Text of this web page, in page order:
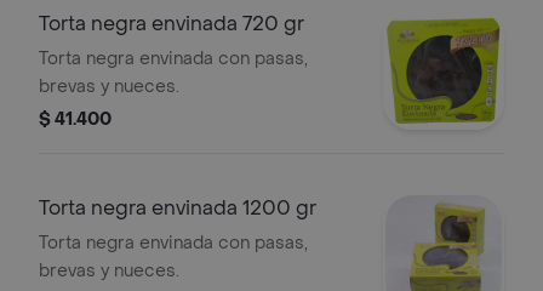
Torta negra envinada 720 gr
Torta negra envinada con pasas,
brevas y nueces.
$ 41.400
Torta negra envinada 1200 gr
Torta negra envinada con pasas,
brevas y nueces.